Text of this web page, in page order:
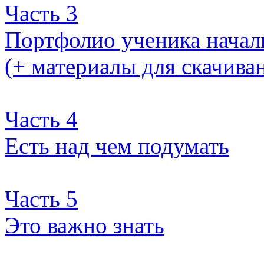
Часть 3
Портфолио ученика
(+ материалы для
Часть 4
Есть над чем подумать
Часть 5
Это важно знать